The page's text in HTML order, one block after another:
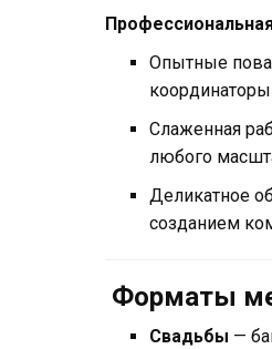
Опытные
координаторы
Слаженная
любого
Деликатное
созданием
Форматы
Свадьбы —